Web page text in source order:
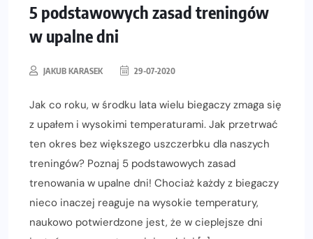
5 podstawowych zasad treningów
w upalne dni
JAKUB KARASEK 29-07-2020
Jak co roku, w środku lata wielu biegaczy zmaga się
z upałem i wysokimi temperaturami. Jak przetrwać
ten okres bez większego uszczerbku dla naszych
treningów? Poznaj 5 podstawowych zasad
trenowania w upalne dni! Chociaż każdy z biegaczy
nieco inaczej reaguje na wysokie temperatury,
naukowo potwierdzone jest, że w cieplejsze dni